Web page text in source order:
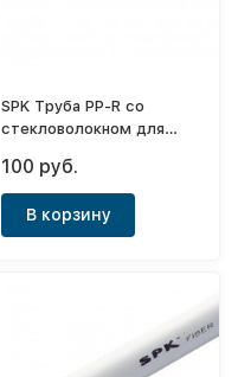
SPK Труба PP-R со
стекловолокном для
ф20х2,8
100 руб.
В корзину